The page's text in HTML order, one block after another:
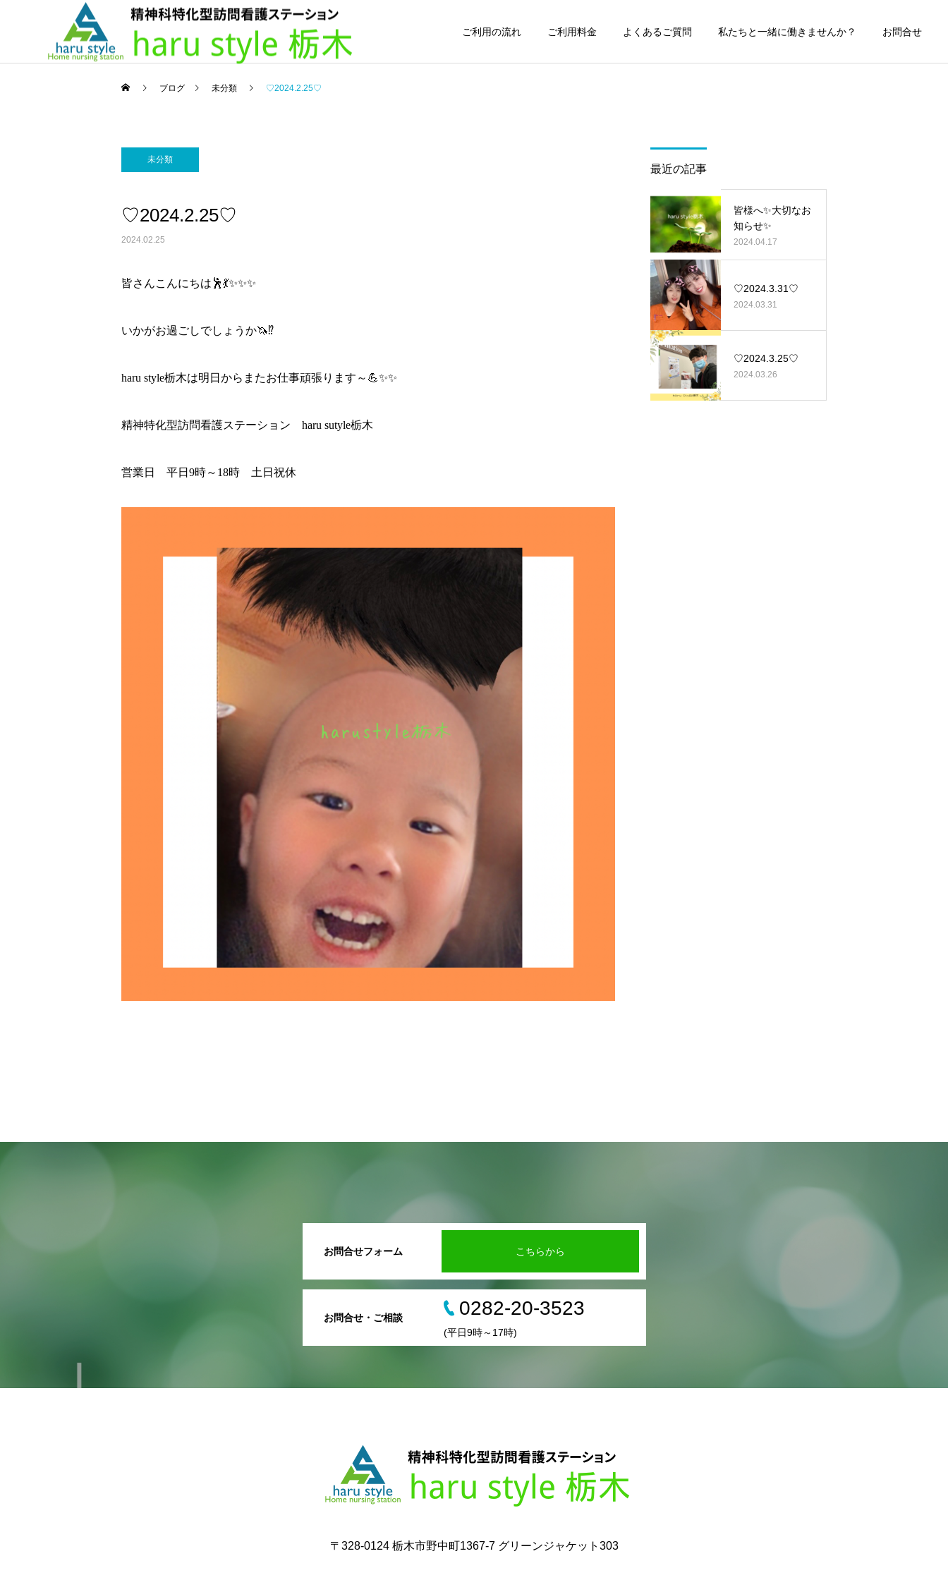
ご利用の流れ ご利用料金 よくあるご質問 私たちと一緒に働きませんか？ お問合せ
ブログ 未分類 ♡2024.2.25♡
未分類
♡2024.2.25♡
2024.02.25
皆さんこんにちは🕺💃✨✨✨
いかがお過ごしでしょうか🦄⁉️
haru style栃木は明日からまたお仕事頑張ります～💪✨✨
精神特化型訪問看護ステーション haru sutyle栃木
営業日 平日9時～18時 土日祝休
最近の記事
皆様へ✨大切なお
知らせ✨
2024.04.17
♡2024.3.31♡
2024.03.31
♡2024.3.25♡
2024.03.26
お問合せフォーム こちらから
お問合せ・ご相談 0282‐20‐3523
(平日9時～17時)
〒328-0124 栃木市野中町1367-7 グリーンジャケット303